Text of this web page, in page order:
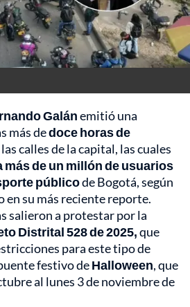
Galánemitió una
más dedoce horas de
calles de la capital, las cuales
más de un millón de usuarios
públicode Bogotá, según
su más reciente reporte.
salieron a protestar por la
Distrital 528 de 2025,que
para este tipo de
festivo deHalloween, que
al lunes 3 de noviembre de